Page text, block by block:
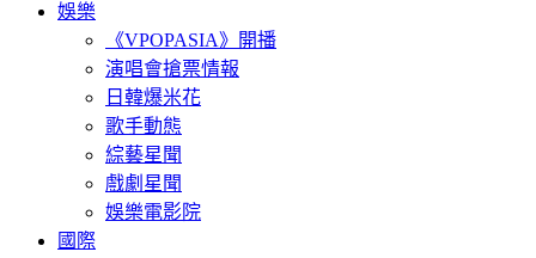
娛樂
《VPOPASIA》開播
演唱會搶票情報
日韓爆米花
歌手動態
綜藝星聞
戲劇星聞
娛樂電影院
國際